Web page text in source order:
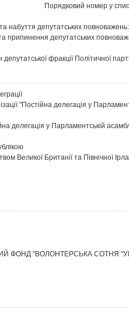
Порядковий номер у
набуття депутатських
припинення депутатських
депутатської фракції Політичної
"Постійна делегація у
делегація у Парламентській
Великої Британії та Північної
ФОНД "ВОЛОНТЕРСЬКА СОТНЯ